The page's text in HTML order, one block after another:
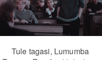
Tule tagasi, Lumumba